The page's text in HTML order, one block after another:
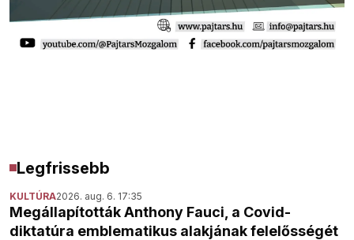
Legfrissebb
KULTÚRA2026. aug. 6. 17:35
Megállapították Anthony Fauci, a Covid-
diktatúra emblematikus alakjának felelősségét